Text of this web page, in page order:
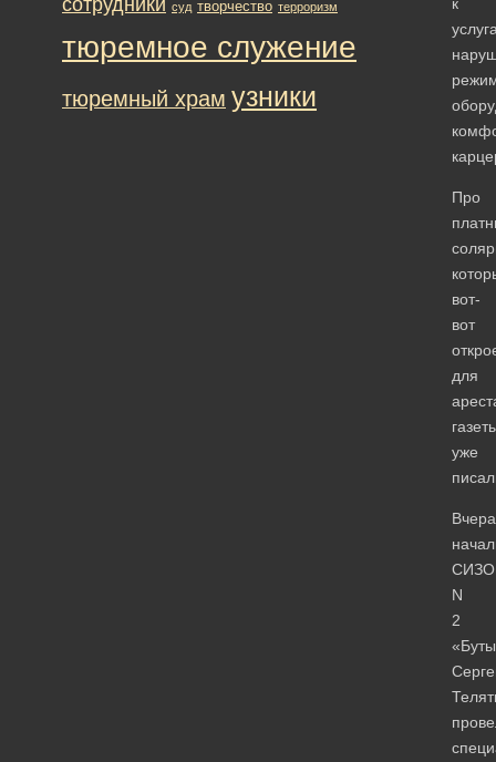
Про
вот-
вот
для
уже
Вчера
СИЗО
N
2
суд творчество терроризм
тюремное служение
тюремный храм узники